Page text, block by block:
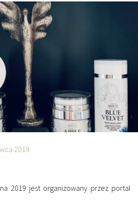
2019
2019 jest organizowany przez portal